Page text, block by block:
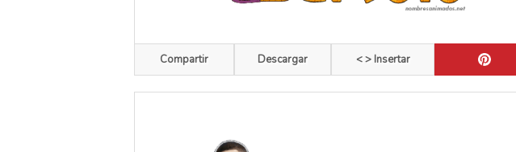
Compartir Descargar < > Insertar